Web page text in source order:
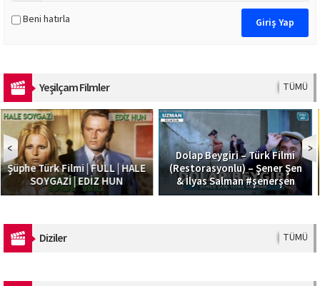
Beni hatırla
Yeşilçam Filmler TÜMÜ
Dolap Beygiri – Türk Filmi
(Restorasyonlu) – Şener Şen
& İlyas Salman #şenerşen
Güzel Şoför | Filiz Akın,
Alparslan Emir | Türk Filmi |
Full HD
Diziler TÜMÜ